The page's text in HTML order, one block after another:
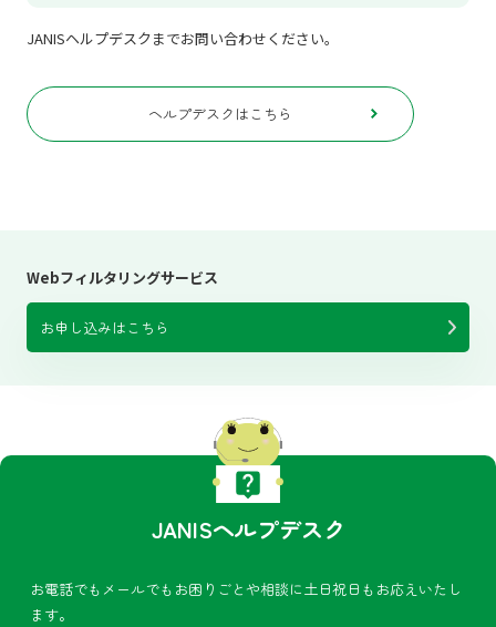
JANISヘルプデスクまでお問い合わせください。
ヘルプデスクはこちら
Webフィルタリングサービス
お申し込みはこちら
JANISヘルプデスク
お電話でもメールでもお困りごとや相談に土日祝日もお応えいたし
ます。